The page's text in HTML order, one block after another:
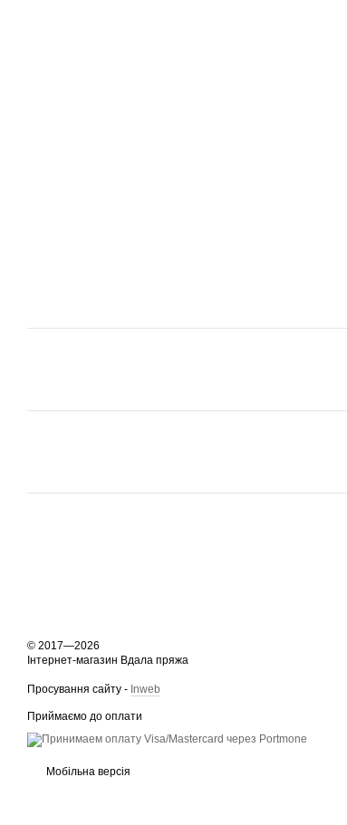
© 2017—2026
Інтернет-магазин Вдала пряжа
Просування сайту - Inweb
Приймаємо до оплати
Мобільна версія